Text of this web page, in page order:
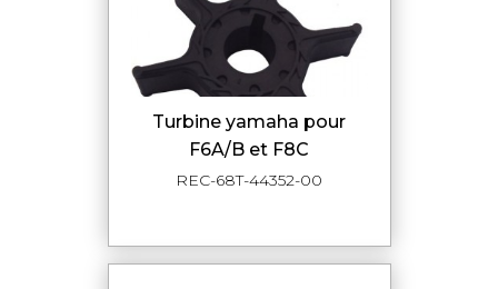
turbine yamaha pour
F6A/B et F8C
REC-68T-44352-00